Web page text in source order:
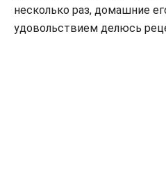
несколько раз, домашние
удовольствием делюсь